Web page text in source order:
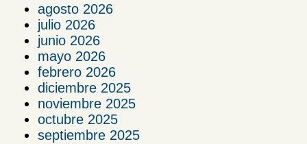
agosto 2026
julio 2026
junio 2026
mayo 2026
febrero 2026
diciembre 2025
noviembre 2025
octubre 2025
septiembre 2025